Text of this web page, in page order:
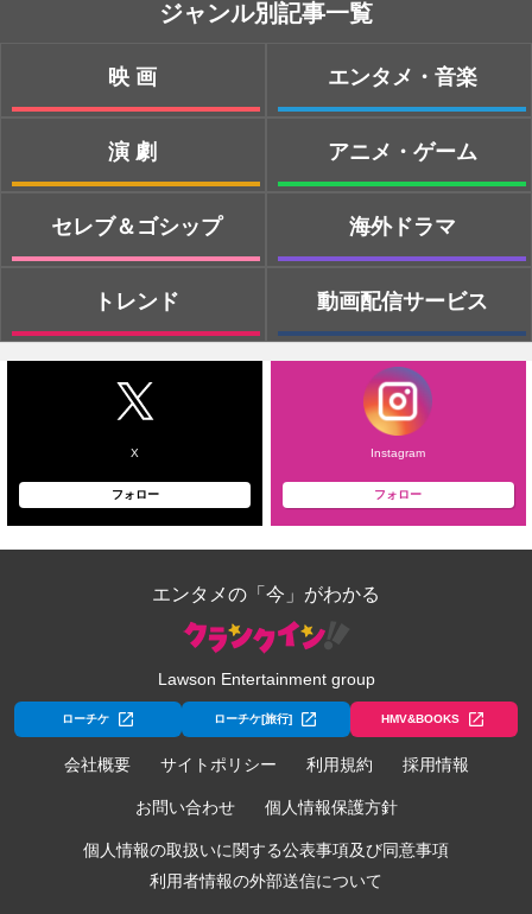
ジャンル別記事一覧
映画
演劇
セレブ＆ゴシップ
トレンド
エンタメ・音楽
アニメ・ゲーム
海外ドラマ
動画配信サービス
X
フォロー
Instagram
フォロー
エンタメの「今」がわかる
Lawson Entertainment group
ローチケ ローチケ[旅行] HMV&BOOKS
会社概要 サイトポリシー 利用規約 採用情報
お問い合わせ 個人情報保護方針
個人情報の取扱いに関する公表事項及び同意事項
利用者情報の外部送信について